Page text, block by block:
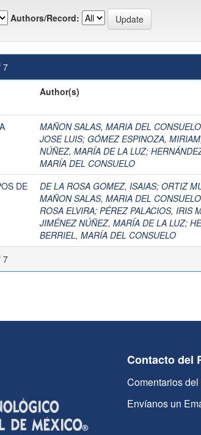
Authors/Record:
7
Author(s)
MAÑON SALAS, MARIA DEL CONSUELO
JOSE LUIS; GÓMEZ ESPINOZA, MIRIAM
NÚÑEZ, MARÍA DE LA LUZ;
MARÍA DEL CONSUELO
DE
DE LA ROSA GOMEZ, ISAIAS; ORTIZ
MAÑON SALAS, MARIA DEL CONSUELO
ROSA ELVIRA; PÉREZ PALACIOS, IRIS
JIMÉNEZ NÚÑEZ, MARÍA DE LA LUZ;
BERRIEL, MARÍA DEL CONSUELO
7
Contacto del
Comentarios del
Envíanos un